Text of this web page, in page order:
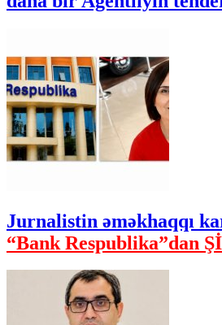
Jurnalistin əməkhaqqı
“Bank Respublika”dan